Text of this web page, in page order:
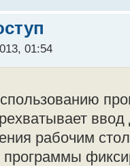
01:54
ввод
рабочим
программы